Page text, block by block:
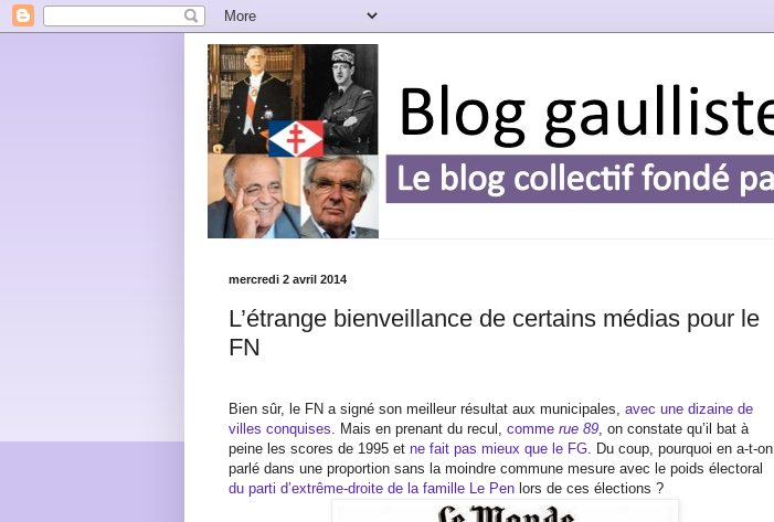
mercredi 2 avril 2014
L’étrange bienveillance de certains médias pour le
FN
Bien sûr, le FN a signé son meilleur résultat aux municipales, avec une dizaine de
villes conquises . Mais en prenant du recul, comme rue 89 , on constate qu’il bat à
peine les scores de 1995 et ne fait pas mieux que le FG . Du coup, pourquoi en a-t-on
parlé dans une proportion sans la moindre commune mesure avec le poids électoral
du parti d’extrême-droite de la famille Le Pen lors de ces élections ?